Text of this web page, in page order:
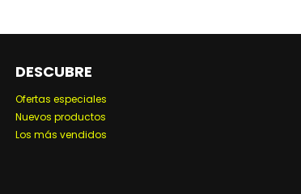
DESCUBRE
Ofertas especiales
Nuevos productos
Los más vendidos